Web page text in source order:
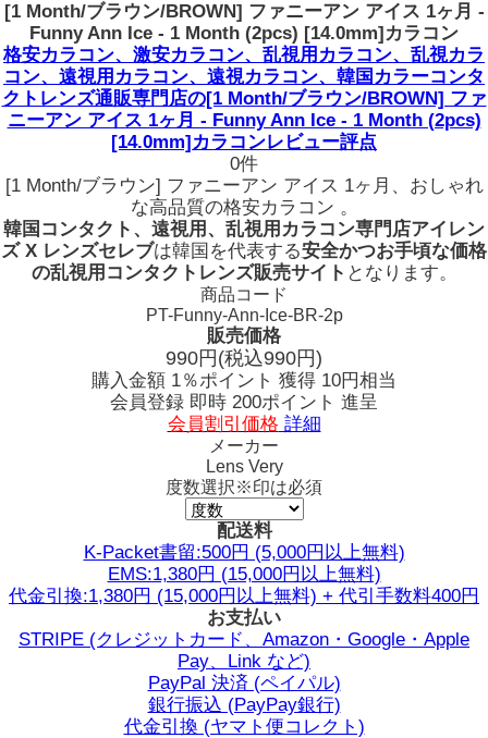
[1 Month/ブラウン/BROWN] ファニーアン アイス 1ヶ月 -
Funny Ann Ice - 1 Month (2pcs) [14.0mm]カラコン
格安カラコン、激安カラコン、乱視用カラコン、乱視カラ
コン、遠視用カラコン、遠視カラコン、韓国カラーコンタ
クトレンズ通販専門店の[1 Month/ブラウン/BROWN] ファ
ニーアン アイス 1ヶ月 - Funny Ann Ice - 1 Month (2pcs)
[14.0mm]カラコンレビュー評点
0件
[1 Month/ブラウン] ファニーアン アイス 1ヶ月、おしゃれ
な高品質の格安カラコン 。
韓国コンタクト、遠視用、乱視用カラコン専門店アイレン
ズ X レンズセレブは韓国を代表する安全かつお手頃な価格
の乱視用コンタクトレンズ販売サイト となります。
商品コード
PT-Funny-Ann-Ice-BR-2p
販売価格
990円 (税込990円)
購入金額 1％ポイント 獲得 10円相当
会員登録 即時 200ポイント 進呈
会員割引価格 詳細
メーカー
Lens Very
度数選択※印は必須
配送料
K-Packet書留:500円 (5,000円以上無料)
EMS:1,380円 (15,000円以上無料)
代金引換:1,380円 (15,000円以上無料) + 代引手数料400円
お支払い
STRIPE (クレジットカード、Amazon・Google・Apple
Pay、Link など)
PayPal 決済 (ペイパル)
銀行振込 (PayPay銀行)
代金引換 (ヤマト便コレクト)